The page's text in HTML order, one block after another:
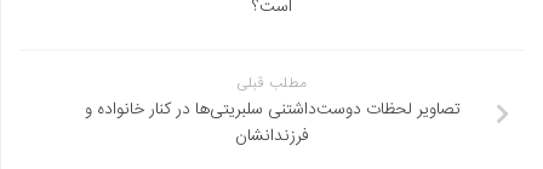
است؟
مطلب قبلی
تصاویر لحظات دوست‌داشتنی سلبریتی‌ها در کنار خانواده و
فرزندانشان